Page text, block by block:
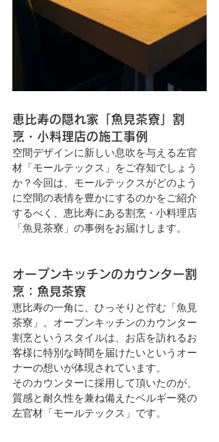
恵比寿の隠れ家「魚見茶寮」割
烹・小料理店の施工事例
空間デザインに新しい息吹を与える左官
材「モールテックス」をご存知でしょう
か？今回は、モールテックスがどのよう
に空間の表情を豊かにするのかをご紹介
するべく、恵比寿にある割烹・小料理店
「魚見茶寮」の事例をお届けします。
オープンキッチンのカウンター割
烹：魚見茶寮
恵比寿の一角に、ひっそりと佇む「魚見
茶寮」。オープンキッチンのカウンター
割烹というスタイルは、お店を訪れるお
客様に特別な時間を届けたいというオー
ナーの想いが体現されています。
そのカウンターに採用して頂いたのが、
質感と耐久性を兼ね備えたベルギー発の
左官材「モールテックス」です。